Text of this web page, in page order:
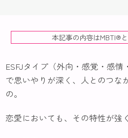
本記事の内容はMBTI®️
ESFJタイプ（外向・感覚・感
で思いやりが深く、人とのつな
の。
恋愛においても、その特性が強